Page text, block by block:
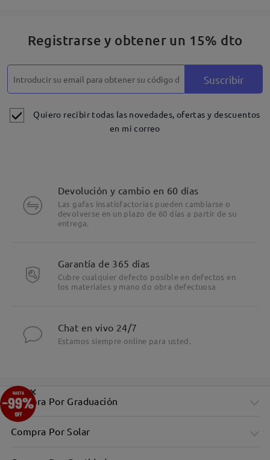
Registrarse y obtener un 15% dto
Suscribir
Quiero recibir todas las novedades, ofertas y descuentos
en mi correo
Devolución y cambio en 60 días
Las gafas insatisfactorias pueden cambiarse o
devolverse en un plazo de 60 días a partir de su
entrega.
Garantía de 365 días
Cubre cualquier defecto posible en defectos en
los materiales y mano do obra defectuosa
Chat en vivo 24/7
Estamos siempre online para usted.
Compra Por Graduación
Compra Por Solar
×